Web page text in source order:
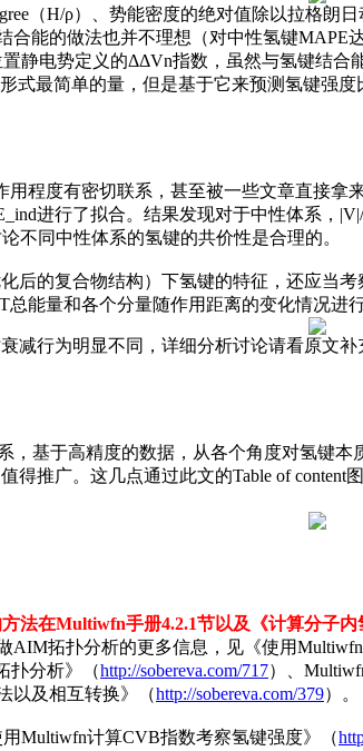
（H/ρ）、势能密度的绝对值除以拉格
合能的做法也并不理想（对中性氢键
静电势定义的ΔΔVn指数，虽然与氢键结
式最简单的量，但是基于它来预测氢键强
用程度有密切联系，甚至被一些文章直接
进行了拟合。结果发现对于中性体系，
不同中性体系的氢键的共价性是合理的。
后的复合物结构）下氢键的特征，还应当
能量和各个分量随作用距离的变化情况进
减行为明显不同，详细分析讨论请看原文补
，基于高精度的数据，从各个角度对氢键
得推广。这几点通过此文的Table of
法在Multiwfn手册4.2.1节以及《计算分子
AIM拓扑分析的更多信息，见《使用
扑分析》（http://sobereva.com/717）、
以及相互转换》（http://sobereva.com/379）。
Multiwfn计算CVB指数考察氢键强度》（